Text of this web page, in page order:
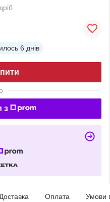
6 днів
з
Доставка Оплата Умови